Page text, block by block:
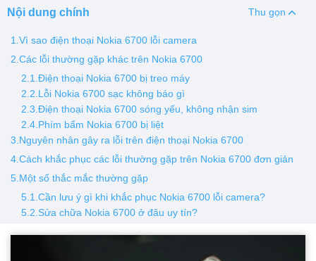
Vỏ iPhone
Nội dung chính Thu gọn
1.Vì sao điện thoại Nokia 6700 lỗi camera
2.Các lỗi thường gặp khác trên Nokia 6700
2.1.Điện thoại Nokia 6700 bị treo máy
2.2.Lỗi Nokia 6700 sạc không báo gì
2.3.Điện thoại Nokia 6700 sóng yếu, không nhận sim
2.4.Phím bấm Nokia 6700 bị liệt
3.Nguyên nhân gây ra lỗi trên điện thoại Nokia 6700
4.Cách khắc phục các lỗi thường gặp trên Nokia 6700 đơn giản
5.Một số thắc mắc thường gặp
5.1.Cần lưu ý gì khi khắc phục Nokia 6700 lỗi camera?
5.2.Sửa chữa Nokia 6700 ở đâu uy tín?